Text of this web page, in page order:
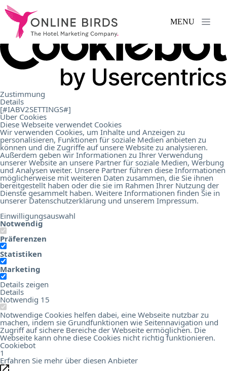
Zustimmung
Details
[#IABV2SETTINGS#]
Über Cookies
Diese Webseite verwendet Cookies
Wir verwenden Cookies, um Inhalte und Anzeigen zu
personalisieren, Funktionen für soziale Medien anbieten zu
können und die Zugriffe auf unsere Website zu analysieren.
Außerdem geben wir Informationen zu Ihrer Verwendung
unserer Website an unsere Partner für soziale Medien, Werbung
und Analysen weiter. Unsere Partner führen diese Informationen
möglicherweise mit weiteren Daten zusammen, die Sie ihnen
bereitgestellt haben oder die sie im Rahmen Ihrer Nutzung der
Dienste gesammelt haben. Weitere Informationen finden Sie in
unserer Datenschutzerklärung und unserem Impressum.
Einwilligungsauswahl
Notwendig
Präferenzen
Statistiken
Marketing
Details zeigen
Details
Notwendig 15
Notwendige Cookies helfen dabei, eine Webseite nutzbar zu
machen, indem sie Grundfunktionen wie Seitennavigation und
Zugriff auf sichere Bereiche der Webseite ermöglichen. Die
Webseite kann ohne diese Cookies nicht richtig funktionieren.
Cookiebot
1
Erfahren Sie mehr über diesen Anbieter
Services.
References .
About
Us.
Career.
Contact.
MENU